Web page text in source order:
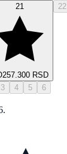
21
257.300 RSD
22
3 4 5 6